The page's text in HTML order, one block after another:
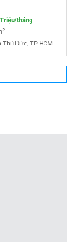
tháng
2
Thủ Đức, TP HCM